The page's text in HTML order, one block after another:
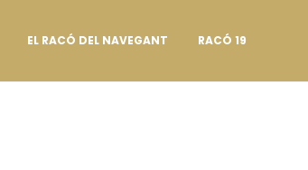
EL RACÓ DEL NAVEGANT RACÓ 19